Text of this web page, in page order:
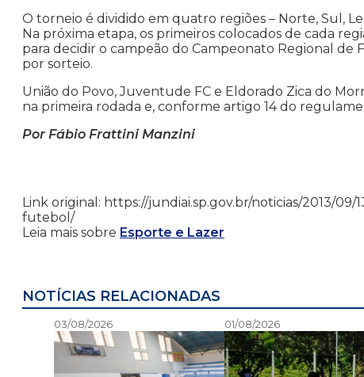
O torneio é dividido em quatro regiões – Norte, Sul,
Na próxima etapa, os primeiros colocados de cada
para decidir o campeão do Campeonato Regional
por sorteio.
União do Povo, Juventude FC e Eldorado Zica do
na primeira rodada e, conforme artigo 14 do
Por Fábio Frattini Manzini
Link original: https://jundiai.sp.gov.br/noticias/2013/
futebol/
Leia mais sobre Esporte e Lazer
NOTÍCIAS RELACIONADAS
03/08/2026 01/08/2026